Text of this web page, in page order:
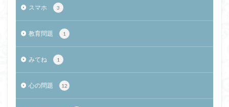
スマホ 3
教育問題 1
みてね 1
心の問題 12